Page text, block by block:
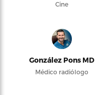
Cine
González Pons MD
Médico radiólogo